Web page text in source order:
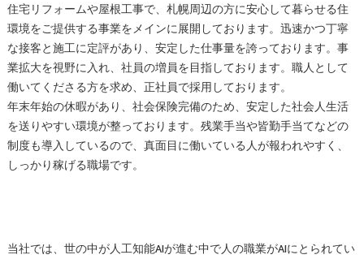
住宅リフォームや屋根工事で、札幌周辺の方に安心して暮らせる住
環境をご提供する事業をメインに展開しております。迅速かつ丁寧
な接客と施工に定評があり、安定した仕事量を誇っております。事
業拡大を視野に入れ、社員の増員を目指しております。職人として
働いてくださる方を求め、正社員で採用しております。
年末年始の休暇があり、社会保険完備のため、安定した社会人生活
を送りやすい環境が整っております。残業手当や皆勤手当てなどの
制度も導入しているので、真面目に働いている人が報われやすく、
しっかり稼げる職場です。
当社では、世の中が人工知能AIが進む中で人の職業がAIにとられてい